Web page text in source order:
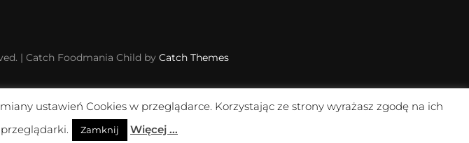
| Catch Foodmania Child by Catch Themes
public_html/wp-content/plugins/arscode-social-slider-free/arscode-
ustawień Cookies w przeglądarce. Korzystając ze strony wyrażasz zgodę na ich
Zamknij Więcej ...